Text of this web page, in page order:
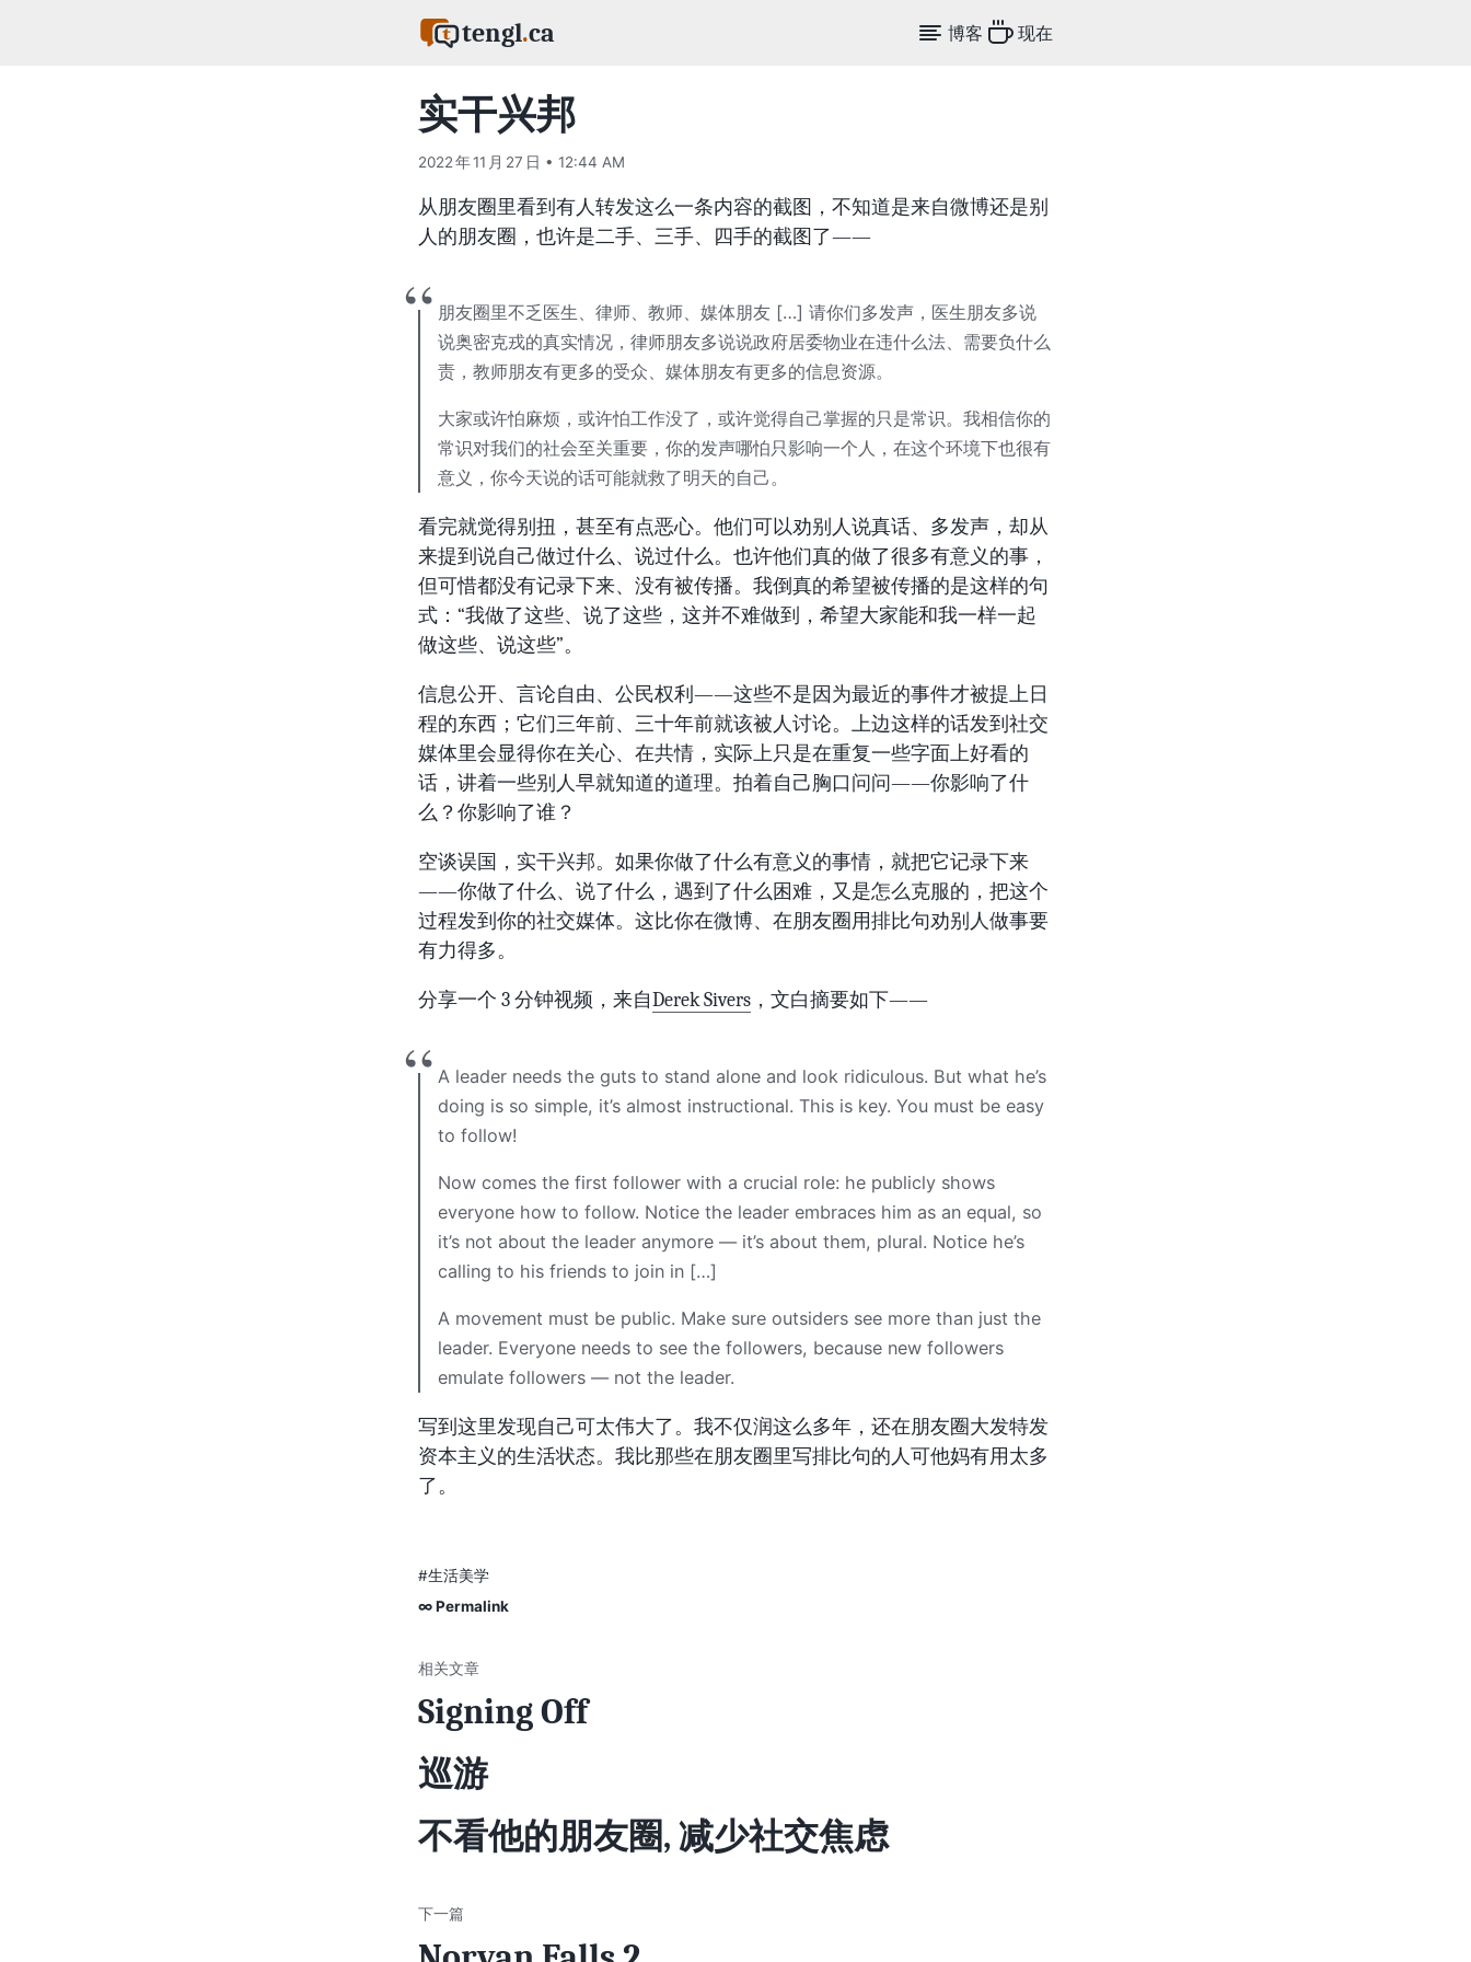
tengl.ca 博客 现在
实干兴邦
2022 年 11 月 27 日 • 12:44 AM
从朋友圈里看到有人转发这么一条内容的截图，不知道是来自微博还是别
人的朋友圈，也许是二手、三手、四手的截图了——
朋友圈里不乏医生、律师、教师、媒体朋友 […] 请你们多发声，医生朋友多说
说奥密克戎的真实情况，律师朋友多说说政府居委物业在违什么法、需要负什么
责，教师朋友有更多的受众、媒体朋友有更多的信息资源。
大家或许怕麻烦，或许怕工作没了，或许觉得自己掌握的只是常识。我相信你的
常识对我们的社会至关重要，你的发声哪怕只影响一个人，在这个环境下也很有
意义，你今天说的话可能就救了明天的自己。
看完就觉得别扭，甚至有点恶心。他们可以劝别人说真话、多发声，却从
来提到说自己做过什么、说过什么。也许他们真的做了很多有意义的事，
但可惜都没有记录下来、没有被传播。我倒真的希望被传播的是这样的句
式：“我做了这些、说了这些，这并不难做到，希望大家能和我一样一起
做这些、说这些”。
信息公开、言论自由、公民权利——这些不是因为最近的事件才被提上日
程的东西；它们三年前、三十年前就该被人讨论。上边这样的话发到社交
媒体里会显得你在关心、在共情，实际上只是在重复一些字面上好看的
话，讲着一些别人早就知道的道理。拍着自己胸口问问——你影响了什
么？你影响了谁？
空谈误国，实干兴邦。如果你做了什么有意义的事情，就把它记录下来
——你做了什么、说了什么，遇到了什么困难，又是怎么克服的，把这个
过程发到你的社交媒体。这比你在微博、在朋友圈用排比句劝别人做事要
有力得多。
分享一个 3 分钟视频，来自Derek Sivers ，文白摘要如下——
A leader needs the guts to stand alone and look ridiculous. But what he’s
doing is so simple, it’s almost instructional. This is key. You must be easy
to follow!
Now comes the first follower with a crucial role: he publicly shows
everyone how to follow. Notice the leader embraces him as an equal, so
it’s not about the leader anymore — it’s about them, plural. Notice he’s
calling to his friends to join in […]
A movement must be public. Make sure outsiders see more than just the
leader. Everyone needs to see the followers, because new followers
emulate followers — not the leader.
写到这里发现自己可太伟大了。我不仅润这么多年，还在朋友圈大发特发
资本主义的生活状态。我比那些在朋友圈里写排比句的人可他妈有用太多
了。
#生活美学
∞ Permalink
Signing Off
巡游
不看他的朋友圈, 减少社交焦虑